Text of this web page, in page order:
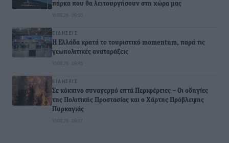
πάρκα που θα λειτουργήσουν στη χώρα μας
10.08.26 · 09:50
ΕΙΔΉΣΕΙΣ
Η Ελλάδα κρατά το τουριστικό momentum, παρά τις
γεωπολιτικές αναταράξεις
10.08.26 · 09:45
ΕΙΔΉΣΕΙΣ
Σε κόκκινο συναγερμό επτά Περιφέρειες – Οι οδηγίες
της Πολιτικής Προστασίας και ο Χάρτης Πρόβλεψης
Πυρκαγιάς
10.08.26 · 09:37